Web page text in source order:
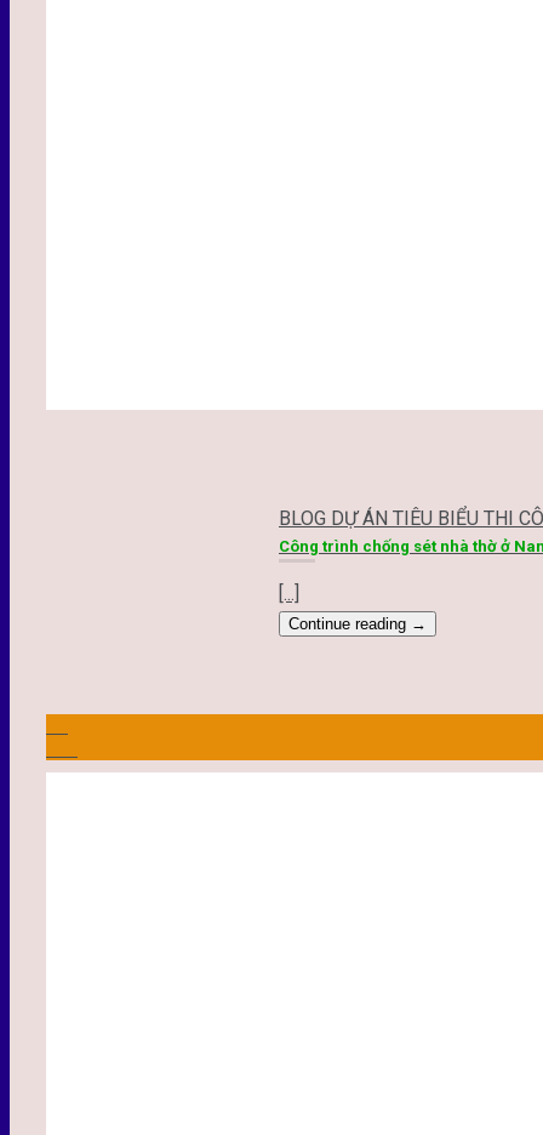
BLOG DỰ ÁN TIÊU BIỂU THI
Công trình chống sét nhà thờ ở
[...]
Continue reading →